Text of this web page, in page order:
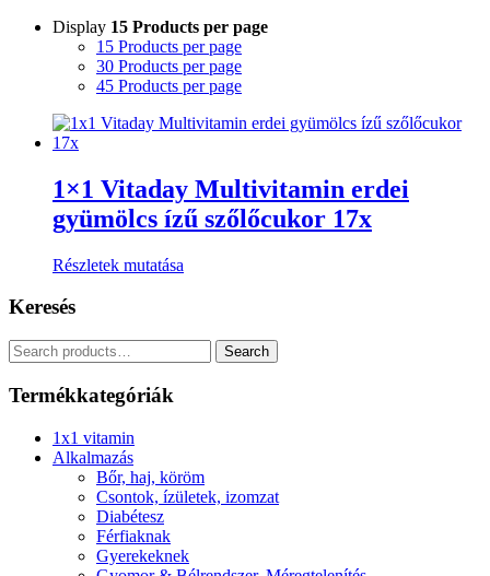
Display 15 Products per page
15 Products per page
30 Products per page
45 Products per page
1×1 Vitaday Multivitamin erdei
gyümölcs ízű szőlőcukor 17x
Részletek mutatása
Keresés
Search
for:
Search
Termékkategóriák
1x1 vitamin
Alkalmazás
Bőr, haj, köröm
Csontok, ízületek, izomzat
Diabétesz
Férfiaknak
Gyerekeknek